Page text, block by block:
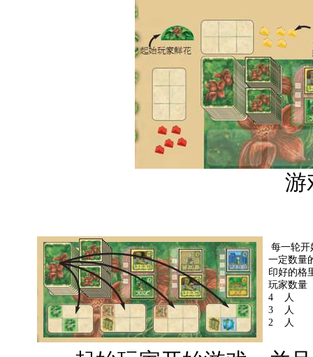
游
每一轮开
一定数量
印好的格
玩家数
4 人
3 人
2 人